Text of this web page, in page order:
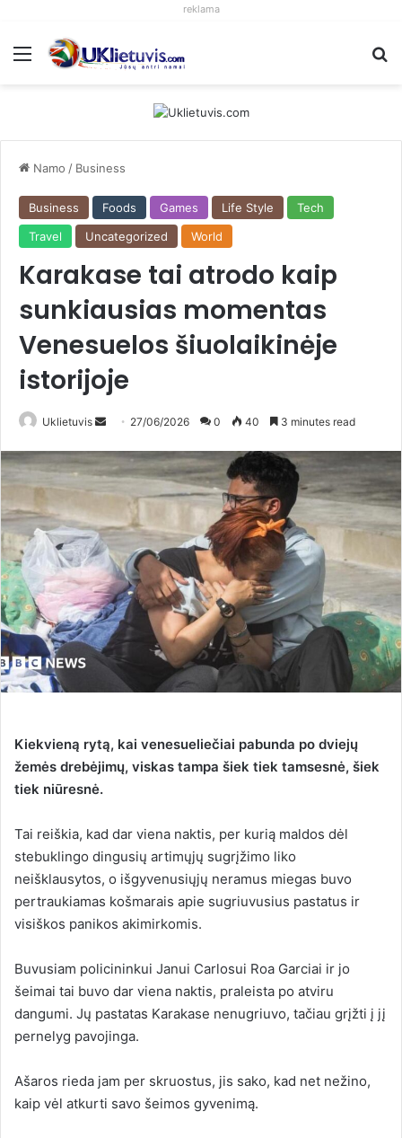
reklama
Meniu
Namo / Business
Business Foods Games Life Style
Tech
Travel
Uncategorized World
Karakase tai atrodo kaip
sunkiausias momentas
Venesuelos šiuolaikinėje
istorijoje
Uklietuvis
n
e
m
a
i
l
27/06/2026 0 40 3 minutes read
Kiekvieną rytą, kai venesueliečiai pabunda po dviejų
žemės drebėjimų, viskas tampa šiek tiek tamsesnė, šiek
tiek niūresnė.
Tai reiškia, kad dar viena naktis, per kurią maldos dėl
stebuklingo dingusių artimųjų sugrįžimo liko
neišklausytos, o išgyvenusiųjų neramus miegas buvo
pertraukiamas košmarais apie sugriuvusius pastatus ir
visiškos panikos akimirkomis.
Buvusiam policininkui Janui Carlosui Roa Garciai ir jo
šeimai tai buvo dar viena naktis, praleista po atviru
dangumi. Jų pastatas Karakase nenugriuvo, tačiau grįžti į jį
pernelyg pavojinga.
Ašaros rieda jam per skruostus, jis sako, kad net nežino,
kaip vėl atkurti savo šeimos gyvenimą.